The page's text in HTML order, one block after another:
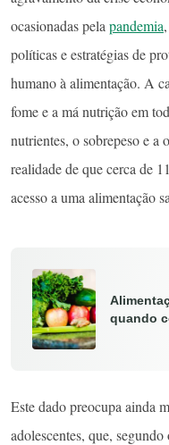
ocasionadas pela pandemia
políticas e estratégias de
humano à alimentação. A
fome e a má nutrição em
nutrientes, o sobrepeso e a
realidade de que cerca de
acesso a uma alimentação
quando
Este dado preocupa ainda
adolescentes, que,